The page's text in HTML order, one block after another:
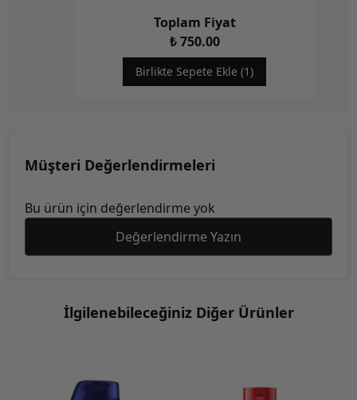
Toplam Fiyat
₺ 750.00
Birlikte Sepete Ekle (1)
Müşteri Değerlendirmeleri
Bu ürün için değerlendirme yok
Değerlendirme Yazın
İlgilenebileceğiniz Diğer Ürünler